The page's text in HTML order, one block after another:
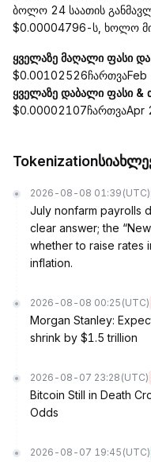
ბოლო 24 საათის
$0.00004796-ს, ხოლო
ყველაზე მაღალი ფასი
ყველაზე დაბალი ფასი &
$0.00002107ჩართვაApr
2026-08-08 01:39 (UTC)
July nonfarm payrolls
clear answer; the
whether to raise rates
inflation.
2026-08-08 00:25 (UTC)
Morgan Stanley:
shrink by $1.5 trillion
2026-08-07 23:28 (UTC)
Bitcoin Still in Death
Odds
2026-08-07 19:45 (UTC)